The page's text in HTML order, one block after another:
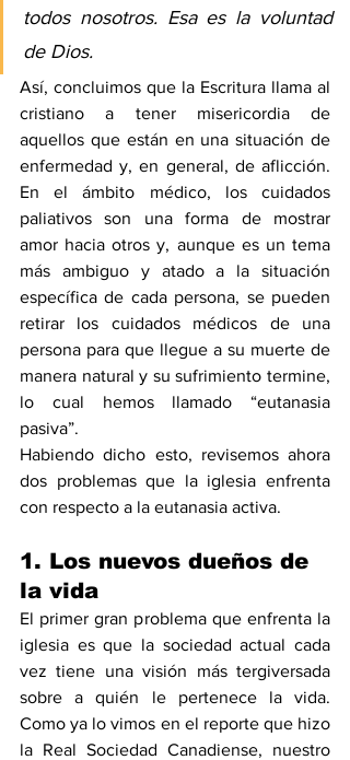
todos nosotros. Esa es la voluntad
de Dios.
Así, concluimos que la Escritura llama al
cristiano a tener misericordia de
aquellos que están en una situación de
enfermedad y, en general, de aflicción.
En el ámbito médico, los cuidados
paliativos son una forma de mostrar
amor hacia otros y, aunque es un tema
más ambiguo y atado a la situación
específica de cada persona, se pueden
retirar los cuidados médicos de una
persona para que llegue a su muerte de
manera natural y su sufrimiento termine,
lo cual hemos llamado “eutanasia
pasiva”.
Habiendo dicho esto, revisemos ahora
dos problemas que la iglesia enfrenta
con respecto a la eutanasia activa.
1. Los nuevos dueños de
la vida
El primer gran problema que enfrenta la
iglesia es que la sociedad actual cada
vez tiene una visión más tergiversada
sobre a quién le pertenece la vida.
Como ya lo vimos en el reporte que hizo
la Real Sociedad Canadiense, nuestro